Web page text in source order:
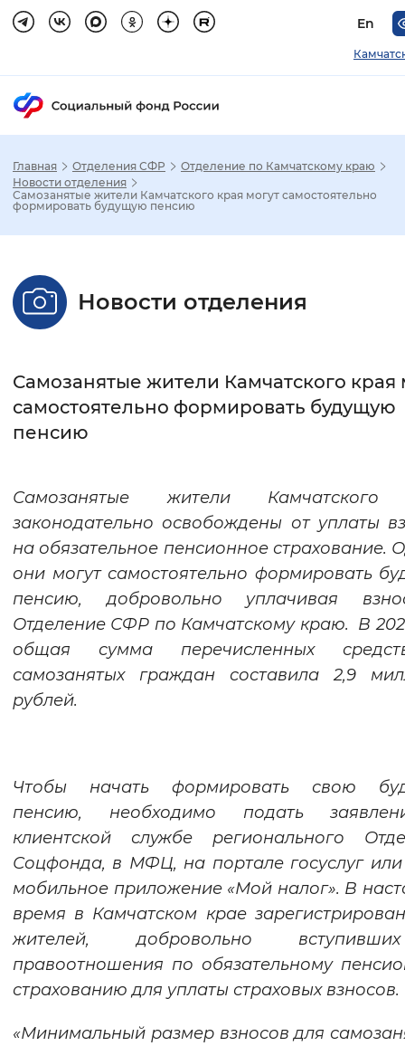
En
Стандартный Увеличенный
Без засечек С засечками
Цвет сайта
Монохромный Инверсивный
Синий фон
Изображения
Включены Выключены
Вернуть стандартные настройки
Главная Отделения СФР
Отделение по Камчатскому краю
Новости отделения
Самозанятые жители Камчатского края могут самостоятельно
формировать будущую пенсию
Новости отделения
Самозанятые жители Камчатского края
самостоятельно формировать будущую
пенсию
Самозанятые жители Камчатского
законодательно освобождены от уплаты
на обязательное пенсионное страхование.
они могут самостоятельно формировать
пенсию, добровольно уплачивая
Отделение СФР по Камчатскому краю. В
общая сумма перечисленных
самозанятых граждан составила 2,9
рублей.
Чтобы начать формировать свою
пенсию, необходимо подать
клиентской службе регионального
Соцфонда, в МФЦ, на портале госуслуг или
мобильное приложение «Мой налог». В
время в Камчатском крае
жителей, добровольно
правоотношения по обязательному
страхованию для уплаты страховых взносов.
«Минимальный размер взносов для